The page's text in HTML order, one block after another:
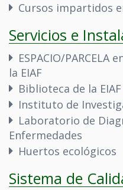
Cursos impartidos
Servicios e
ESPACIO/
la EIAF
Biblioteca de la EIAF
Instituto de
Laboratorio de
Enfermedades
Huertos ecológicos
Sistema de